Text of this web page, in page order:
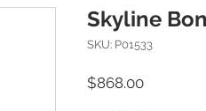
Skyline
SKU: P01533
$868.00Precio